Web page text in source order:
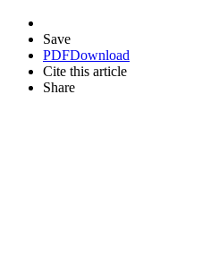
Save
PDFDownload
Cite this article
Share